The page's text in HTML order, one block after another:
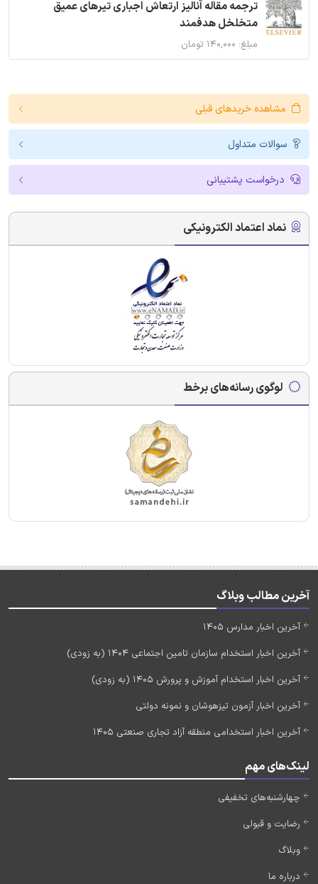
ترجمه مقاله آنالیز ارتعاش اجباری تیرهای عمیق
متخلخل هدفمند
مبلغ: ۱۴۰,۰۰۰ تومان
مشاهده خریدهای قبلی
سوالات متداول
درخواست پشتیبانی
نماد اعتماد الکترونیکی
لوگوی رسانه‌های برخط
آخرین مطالب وبلاگ
آخرین اخبار مدارس 1405
آخرین اخبار استخدام سازمان تامین اجتماعی 1404 (به زودی)
آخرین اخبار استخدام آموزش و پرورش 1405 (به زودی)
آخرین اخبار آزمون تیزهوشان و نمونه دولتی
آخرین اخبار استخدامی منطقه آزاد تجاری صنعتی 1405
لینک‌های مهم
چهارشنبه‌های تخفیفی
رضایت و قبولی
وبلاگ
درباره ما